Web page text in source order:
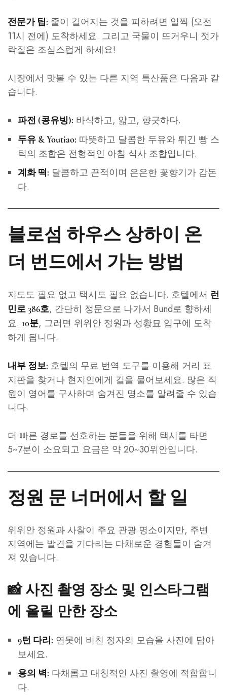
전문가 팁: 줄이 길어지는 것을 피하려면 일찍 (오전
11시 전에) 도착하세요. 그리고 국물이 뜨거우니 젓가
락질은 조심스럽게 하세요!
시장에서 맛볼 수 있는 다른 지역 특산품은 다음과 같
습니다.
파전 (콩유빙): 바삭하고, 얇고, 향긋하다.
두유 & Youtiao: 따뜻하고 달콤한 두유와 튀긴 빵 스
틱의 조합은 전형적인 아침 식사 조합입니다.
계화 떡: 달콤하고 끈적이며 은은한 꽃향기가 감돈
다.
블로섬 하우스 상하이 온
더 번드에서 가는 방법
지도도 필요 없고 택시도 필요 없습니다. 호텔에서 런
민로 386호, 간단히 정문으로 나가서 Bund로 향하세
요. 10분, 그러면 위위안 정원과 성황묘 입구에 도착
하게 됩니다.
내부 정보: 호텔의 무료 번역 도구를 이용해 거리 표
지판을 찾거나 현지인에게 길을 물어보세요. 많은 직
원이 영어를 구사하며 숨겨진 명소를 알려줄 수 있습
니다.
더 빠른 경로를 선호하는 분들을 위해 택시를 타면
5~7분이 소요되고 요금은 약 20~30위안입니다.
정원 문 너머에서 할 일
위위안 정원과 사찰이 주요 관광 명소이지만, 주변
지역에는 발견을 기다리는 다채로운 경험들이 숨겨
져 있습니다.
📸사진 촬영 장소 및 인스타그램
에 올릴 만한 장소
9턴 다리: 연못에 비친 정자의 모습을 사진에 담아
보세요.
용의 벽: 다채롭고 대칭적인 사진 촬영에 적합합니
다.